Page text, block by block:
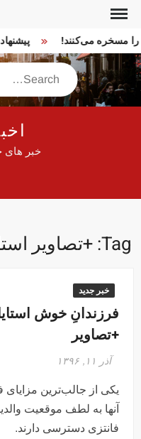
Skip
content
را مسخره می‌کنند!
Search
خبر های
Tag: +تصاویر
خبر جدید
فرزندانِ خوش
+تصاویر
آذر ۱۱, ۱۳۹۶
یکی از جالب‌ترین مزایای
آنها به لطف موقعیت
فانتزی دسترسی دارند.